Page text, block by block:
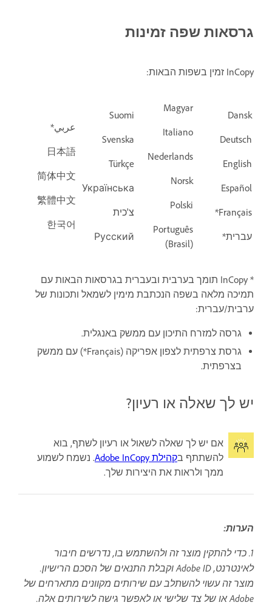
גרסאות שפה זמינות
InCopy זמין בשפות הבאות:
Dansk
Deutsch
English
Español
Français*
עברית*
Magyar
Italiano
Nederlands
Norsk
Polski
Português
(Brasil)
Suomi
Svenska
Türkçe
Українська‬
צ'כית
Русский
عربي*
日本語
简体中文
繁體中文
한국어
* InCopy תומך בערבית ובעברית בגרסאות הבאות עם
תמיכה מלאה בשפה הנכתבת מימין לשמאל ותכונות של
ערבית/עברית:
גרסה למזרח התיכון עם ממשק באנגלית.
גרסת צרפתית לצפון אפריקה (Français*) עם ממשק
בצרפתית.
יש לך שאלה או רעיון?
אם יש לך שאלה לשאול או רעיון לשתף, בוא
להשתתף בקהילת Adobe InCopy
. נשמח לשמוע
ממך ולראות את היצירות שלך.
הערות:
1. כדי להתקין מוצר זה ולהשתמש בו, נדרשים חיבור
לאינטרנט, Adobe ID וקבלת התנאים של הסכם הרישיון.
מוצר זה עשוי להשתלב עם שירותים מקוונים מתארחים של
Adobe או של צד שלישי או לאפשר גישה לשירותים אלה.